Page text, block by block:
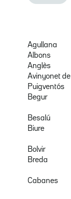
Agullana
Albons
Anglès
Avinyonet de
Puigventós
Begur
Besalú
Biure
Bolvir
Breda
Cabanes